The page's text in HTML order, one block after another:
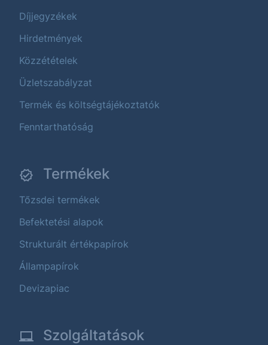
Díjjegyzékek
Hirdetmények
Közzétételek
Üzletszabályzat
Termék és költségtájékoztatók
Fenntarthatóság
Termékek
Tőzsdei termékek
Befektetési alapok
Strukturált értékpapírok
Állampapírok
Devizapiac
Szolgáltatások